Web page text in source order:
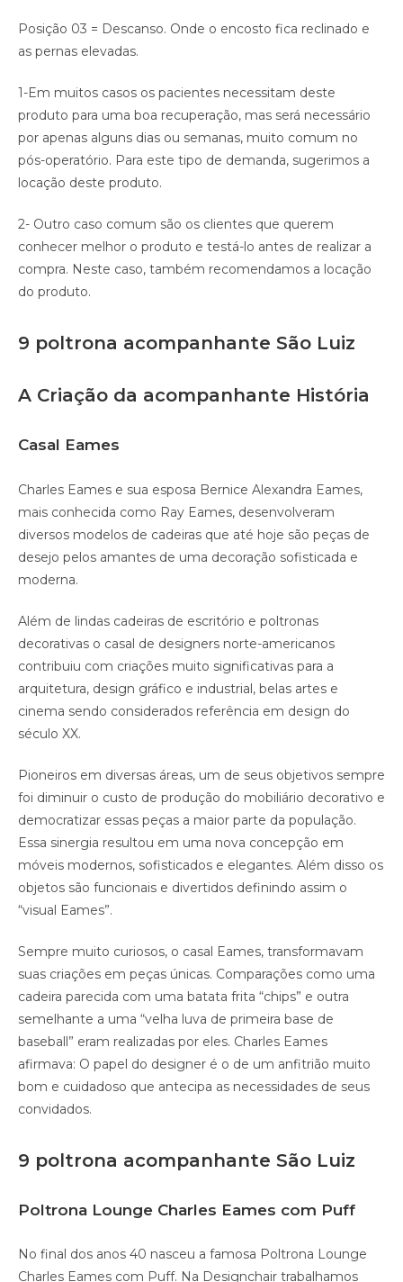
Posição 03 = Descanso. Onde o encosto fica reclinado e
as pernas elevadas.
1-Em muitos casos os pacientes necessitam deste
produto para uma boa recuperação, mas será necessário
por apenas alguns dias ou semanas, muito comum no
pós-operatório. Para este tipo de demanda, sugerimos a
locação deste produto.
2- Outro caso comum são os clientes que querem
conhecer melhor o produto e testá-lo antes de realizar a
compra. Neste caso, também recomendamos a locação
do produto.
9 poltrona acompanhante São Luiz
A Criação da acompanhante História
Casal Eames
Charles Eames e sua esposa Bernice Alexandra Eames,
mais conhecida como Ray Eames, desenvolveram
diversos modelos de cadeiras que até hoje são peças de
desejo pelos amantes de uma decoração sofisticada e
moderna.
Além de lindas cadeiras de escritório e poltronas
decorativas o casal de designers norte-americanos
contribuiu com criações muito significativas para a
arquitetura, design gráfico e industrial, belas artes e
cinema sendo considerados referência em design do
século XX.
Pioneiros em diversas áreas, um de seus objetivos sempre
foi diminuir o custo de produção do mobiliário decorativo e
democratizar essas peças a maior parte da população.
Essa sinergia resultou em uma nova concepção em
móveis modernos, sofisticados e elegantes. Além disso os
objetos são funcionais e divertidos definindo assim o
“visual Eames”.
Sempre muito curiosos, o casal Eames, transformavam
suas criações em peças únicas. Comparações como uma
cadeira parecida com uma batata frita “chips” e outra
semelhante a uma “velha luva de primeira base de
baseball” eram realizadas por eles. Charles Eames
afirmava: O papel do designer é o de um anfitrião muito
bom e cuidadoso que antecipa as necessidades de seus
convidados.
9 poltrona acompanhante São Luiz
Poltrona Lounge Charles Eames com Puff
No final dos anos 40 nasceu a famosa Poltrona Lounge
Charles Eames com Puff. Na Designchair trabalhamos